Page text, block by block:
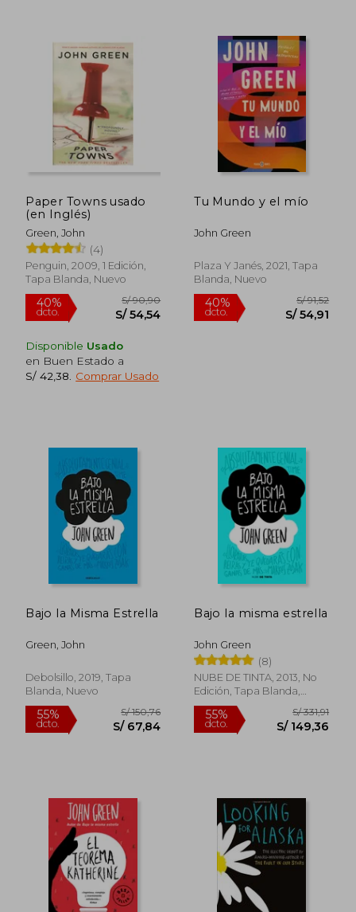
55% 40%
dcto.
55%
dcto.
40%
dcto.
Paper Towns usado
(en Inglés)
Green, John
(4)
Penguin, 2009, 1 Edición,
Tapa Blanda, Nuevo
Disponible Usado
en Buen Estado a
S/ 42,38
Comprar Usado
Tu Mundo y el mío
John Green
Plaza Y Janés, 2021, Tapa
Blanda, Nuevo
Bajo la Misma Estrella
Green, John
Debolsillo, 2019, Tapa
Blanda, Nuevo
Bajo la misma estrella
John Green
(8)
NUBE DE TINTA, 2013, No
Edición, Tapa Blanda,
Usado